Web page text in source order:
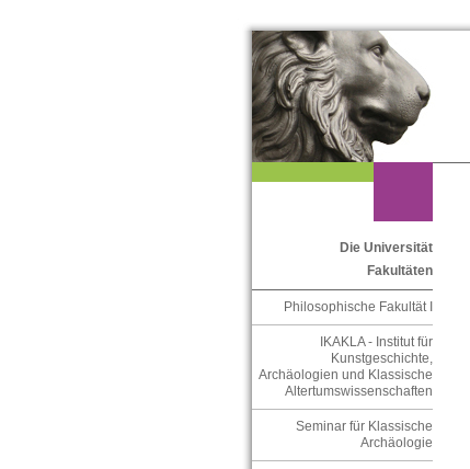
Die Universität
Fakultäten
Philosophische Fakultät I
IKAKLA - Institut für
Kunstgeschichte,
Archäologien und Klassische
Altertumswissenschaften
Seminar für Klassische
Archäologie